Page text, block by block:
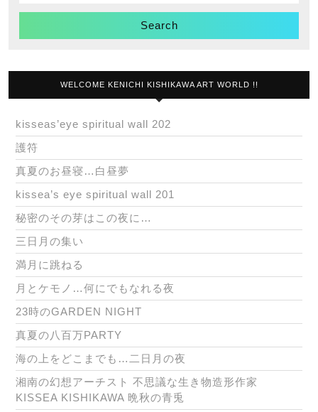
WELCOME KENICHI KISHIKAWA ART WORLD !!
kisseas’eye spiritual wall 202
護符
真夏のお昼寝…白昼夢
kissea’s eye spiritual wall 201
秘密のその芽はこの夜に…
三日月の集い
満月に跳ねる
月とケモノ…何にでもなれる夜
23時のGARDEN NIGHT
真夏の八百万PARTY
海の上をどこまでも…二日月の夜
湘南の幻想アーチスト 不思議な生き物造形作家
KISSEA KISHIKAWA 晩秋の青兎